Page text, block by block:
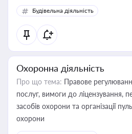
Будівельна діяльність
Охоронна діяльність
Про що тема: Правове
послуг, вимоги до ліцензування,
засобів охорони та організації
охорони